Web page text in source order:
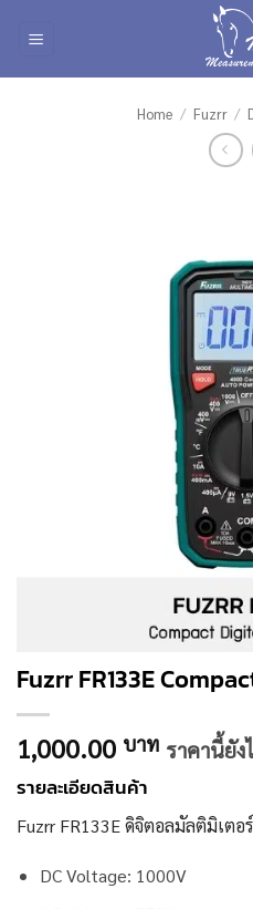
Home / Fuzrr /
Fuzrr FR133E
1,000.00 บาท ราคานี้ยัง
รายละเอียดสินค้า
Fuzrr FR133E ดิจิตอลมัลติมิเตอร์
DC Voltage: 1000V